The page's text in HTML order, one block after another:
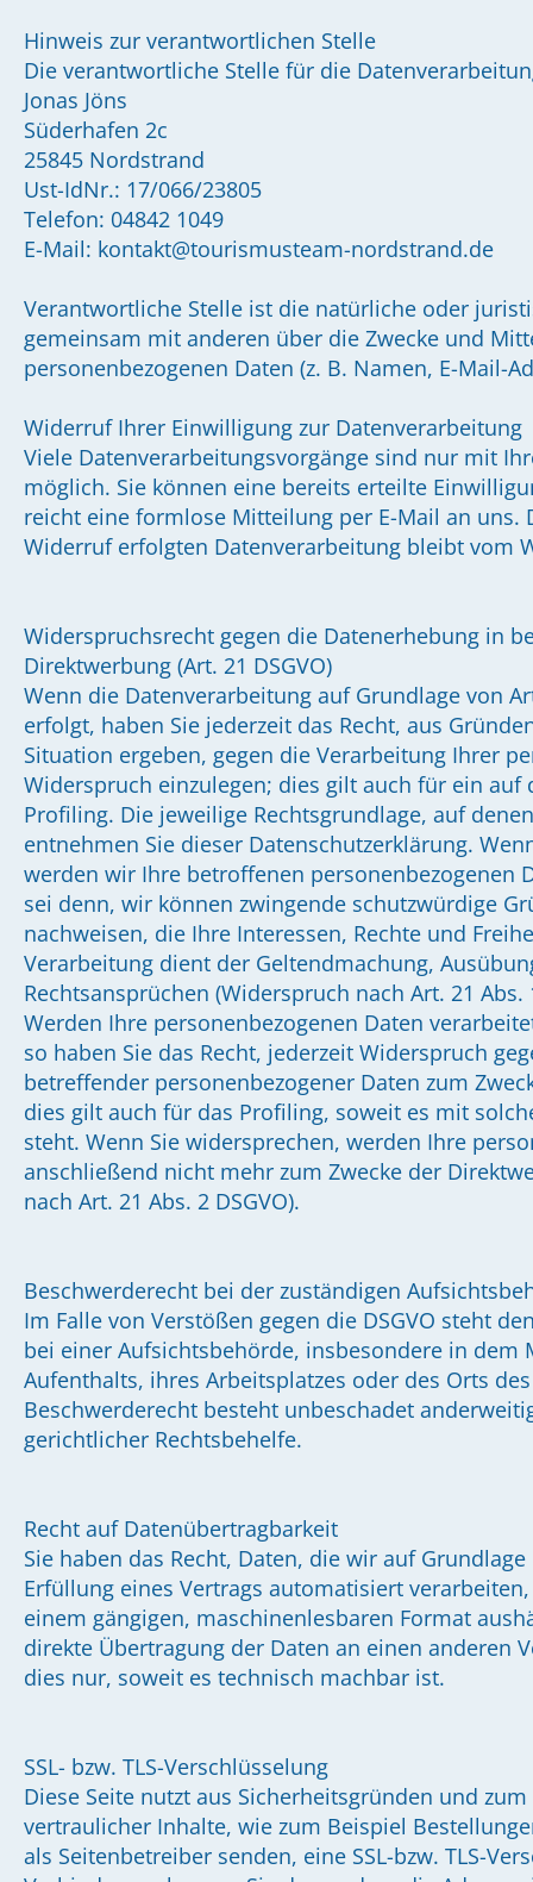
Hinweis zur verantwortlichen Stelle
Die verantwortliche Stelle für die
Jonas Jöns
Süderhafen 2c
25845 Nordstrand
Ust-IdNr.: 17/066/23805
Telefon: 04842 1049
E-Mail: kontakt@tourismusteam-nordstrand.de
Verantwortliche Stelle ist die natürliche oder
gemeinsam mit anderen über die Zwecke und
personenbezogenen Daten (z. B. Namen, E-Mail-
Widerruf Ihrer Einwilligung zur Datenverarbeitung
Viele Datenverarbeitungsvorgänge sind nur mit
möglich. Sie können eine bereits erteilte
reicht eine formlose Mitteilung per E-Mail an uns.
Widerruf erfolgten Datenverarbeitung bleibt vom
Widerspruchsrecht gegen die Datenerhebung in
Direktwerbung (Art. 21 DSGVO)
Wenn die Datenverarbeitung auf Grundlage von
erfolgt, haben Sie jederzeit das Recht, aus
Situation ergeben, gegen die Verarbeitung Ihrer
Widerspruch einzulegen; dies gilt auch für ein auf
Profiling. Die jeweilige Rechtsgrundlage, auf
entnehmen Sie dieser Datenschutzerklärung.
werden wir Ihre betroffenen personenbezogenen
sei denn, wir können zwingende schutzwürdige
nachweisen, die Ihre Interessen, Rechte und
Verarbeitung dient der Geltendmachung,
Rechtsansprüchen (Widerspruch nach Art. 21 Abs.
Werden Ihre personenbezogenen Daten
so haben Sie das Recht, jederzeit Widerspruch
betreffender personenbezogener Daten zum
dies gilt auch für das Profiling, soweit es mit
steht. Wenn Sie widersprechen, werden Ihre
anschließend nicht mehr zum Zwecke der
nach Art. 21 Abs. 2 DSGVO).
Beschwerderecht bei der zuständigen
Im Falle von Verstößen gegen die DSGVO steht
bei einer Aufsichtsbehörde, insbesondere in
Aufenthalts, ihres Arbeitsplatzes oder des Orts
Beschwerderecht besteht unbeschadet
gerichtlicher Rechtsbehelfe.
Recht auf Datenübertragbarkeit
Sie haben das Recht, Daten, die wir auf
Erfüllung eines Vertrags automatisiert
einem gängigen, maschinenlesbaren Format
direkte Übertragung der Daten an einen anderen
dies nur, soweit es technisch machbar ist.
SSL- bzw. TLS-Verschlüsselung
Diese Seite nutzt aus Sicherheitsgründen und
vertraulicher Inhalte, wie zum Beispiel
als Seitenbetreiber senden, eine SSL-bzw. TLS-